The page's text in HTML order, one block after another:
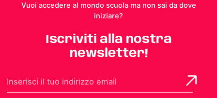
Vuoi accedere al mondo scuola ma non sai da dove
iniziare?
Iscriviti alla nostra
newsletter!